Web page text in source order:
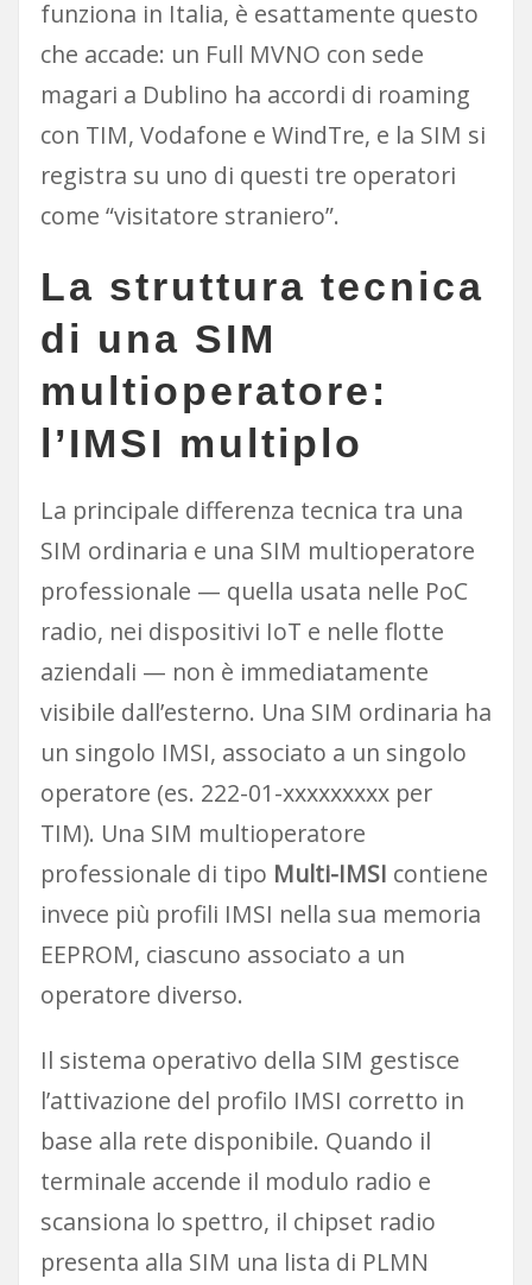
funziona in Italia, è esattamente questo
che accade: un Full MVNO con sede
magari a Dublino ha accordi di roaming
con TIM, Vodafone e WindTre, e la SIM si
registra su uno di questi tre operatori
come “visitatore straniero”.
La struttura tecnica
di una SIM
multioperatore:
l’IMSI multiplo
La principale differenza tecnica tra una
SIM ordinaria e una SIM multioperatore
professionale — quella usata nelle PoC
radio, nei dispositivi IoT e nelle flotte
aziendali — non è immediatamente
visibile dall’esterno. Una SIM ordinaria ha
un singolo IMSI, associato a un singolo
operatore (es. 222-01-xxxxxxxxx per
TIM). Una SIM multioperatore
professionale di tipo Multi-IMSI contiene
invece più profili IMSI nella sua memoria
EEPROM, ciascuno associato a un
operatore diverso.
Il sistema operativo della SIM gestisce
l’attivazione del profilo IMSI corretto in
base alla rete disponibile. Quando il
terminale accende il modulo radio e
scansiona lo spettro, il chipset radio
presenta alla SIM una lista di PLMN